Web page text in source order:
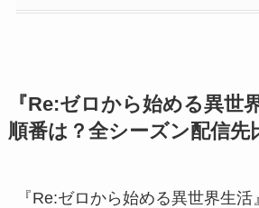
『Re:ゼロから始める異世
順番は？全シーズン配信先
『Re:ゼロから始める異世界生活